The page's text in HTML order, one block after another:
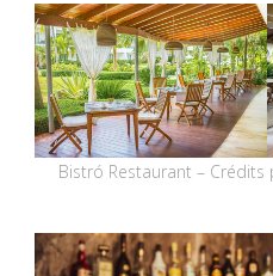
Bistró Restaurant –